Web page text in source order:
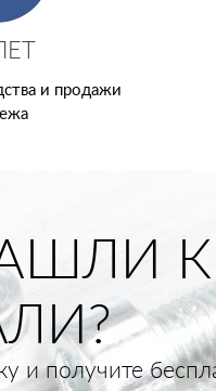
и продажи
и получите